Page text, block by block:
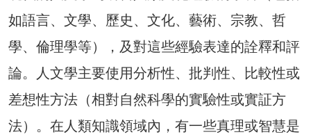
如語言、文學、歷史、文化、藝術、宗教、哲
學、倫理學等），及對這些經驗表達的詮釋和評
論。人文學主要使用分析性、批判性、比較性或
差想性方法（相對自然科學的實驗性或實証方
法）。在人類知識領域內，有一些真理或智慧是